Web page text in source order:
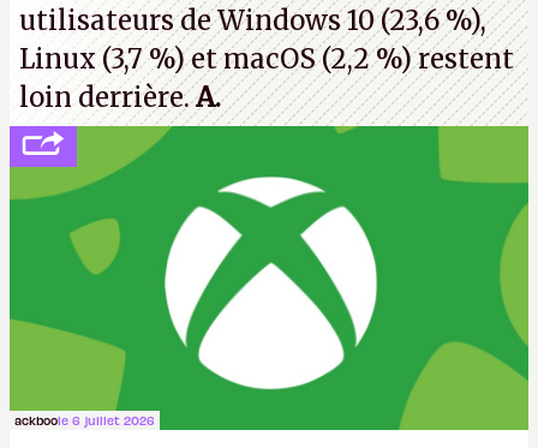
utilisateurs de Windows 10 (23,6 %),
Linux (3,7 %) et macOS (2,2 %) restent
loin derrière.A.
ackboole 6 juillet 2026